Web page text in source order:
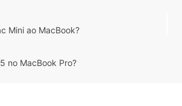
Mini ao MacBook?
no MacBook Pro?